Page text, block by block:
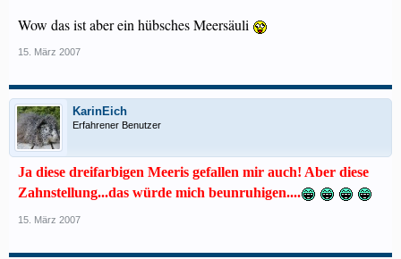
Wow das ist aber ein hübsches Meersäuli
15. März 2007
KarinEich
Erfahrener Benutzer
Ja diese dreifarbigen Meeris gefallen mir auch! Aber diese
Zahnstellung...das würde mich beunruhigen....
15. März 2007